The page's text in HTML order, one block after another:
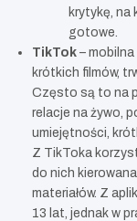
krytykę, na
gotowe.
TikTok –
krótkich filmów,
Często są to na
relacje na żywo,
umiejętności,
Z TikToka
do nich
materiałów. Z
13 lat, jednak w